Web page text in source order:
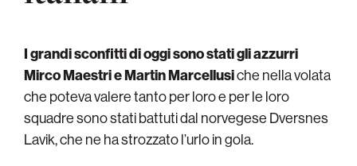
I grandi sconfitti di oggi sono stati gli azzurri
Mirco Maestri e Martin Marcellusiche nella volata
che poteva valere tanto per loro e per le loro
squadre sono stati battuti dal norvegese Dversnes
Lavik, che ne ha strozzato l’urlo in gola.